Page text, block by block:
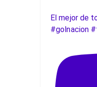
El mejor de
#golnacion